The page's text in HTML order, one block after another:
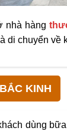
nhà hàng
di chuyển về
KINH
dùng